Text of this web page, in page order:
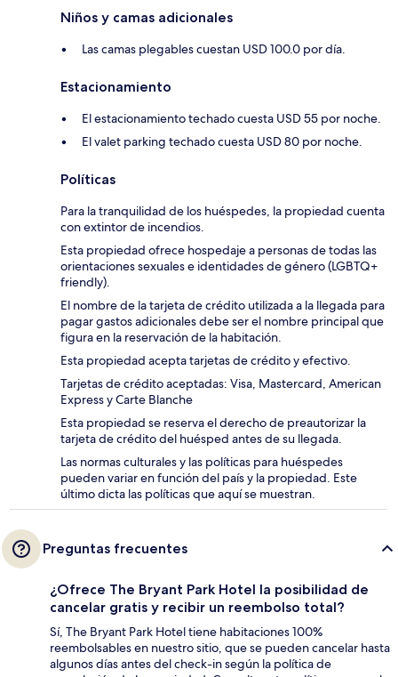
Niños y camas adicionales
Las camas plegables cuestan USD 100.0 por día.
Estacionamiento
El estacionamiento techado cuesta USD 55 por noche.
El valet parking techado cuesta USD 80 por noche.
Políticas
Para la tranquilidad de los huéspedes, la propiedad cuenta
con extintor de incendios.
Esta propiedad ofrece hospedaje a personas de todas las
orientaciones sexuales e identidades de género (LGBTQ+
friendly).
El nombre de la tarjeta de crédito utilizada a la llegada para
pagar gastos adicionales debe ser el nombre principal que
figura en la reservación de la habitación.
Esta propiedad acepta tarjetas de crédito y efectivo.
Tarjetas de crédito aceptadas: Visa, Mastercard, American
Express y Carte Blanche
Esta propiedad se reserva el derecho de preautorizar la
tarjeta de crédito del huésped antes de su llegada.
Las normas culturales y las políticas para huéspedes
pueden variar en función del país y la propiedad. Este
último dicta las políticas que aquí se muestran.
Preguntas frecuentes
¿Ofrece The Bryant Park Hotel la posibilidad de
cancelar gratis y recibir un reembolso total?
Sí, The Bryant Park Hotel tiene habitaciones 100%
reembolsables en nuestro sitio, que se pueden cancelar hasta
algunos días antes del check-in según la política de